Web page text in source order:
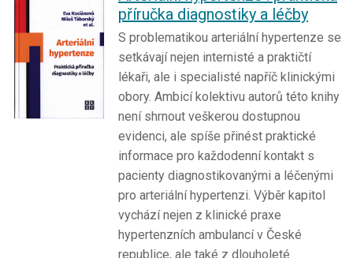
příručka diagnostiky a léčby
S problematikou arteriální hypertenze se
setkávají nejen internisté a praktičtí
lékaři, ale i specialisté napříč klinickými
obory. Ambicí kolektivu autorů této knihy
není shrnout veškerou dostupnou
evidenci, ale spíše přinést praktické
informace pro každodenní kontakt s
pacienty diagnostikovanými a léčenými
pro arteriální hypertenzi. Výběr kapitol
vychází nejen z klinické praxe
hypertenzních ambulancí v České
republice, ale také z dlouholeté